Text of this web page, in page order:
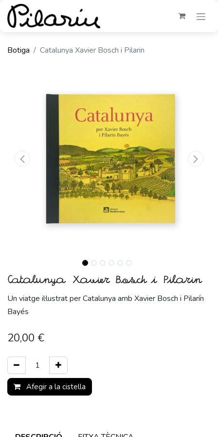
Botiga Catalunya Xavier Bosch i Pilarin
Catalunya Xavier Bosch i Pilarin
Un viatge il·lustrat per Catalunya amb Xavier Bosch i Pilarín
Bayés
20,00 €
Afegir a la cistella